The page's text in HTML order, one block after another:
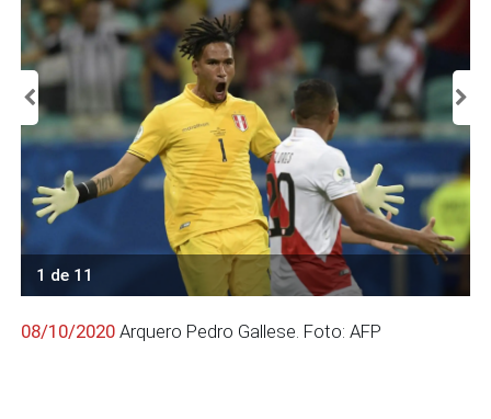
1 de 11
08/10/2020 Arquero Pedro Gallese. Foto: AFP